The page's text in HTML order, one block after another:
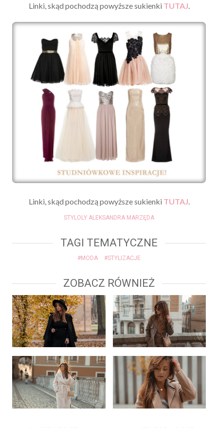
Linki, skąd pochodzą powyższe sukienki TUTAJ
Linki, skąd pochodzą powyższe sukienki TUTAJ
STYLOLY ALEKSANDRA MARZĘDA
TAGI TEMATYCZNE
#MODA #STYLIZACJE
ZOBACZ RÓWNIEŻ